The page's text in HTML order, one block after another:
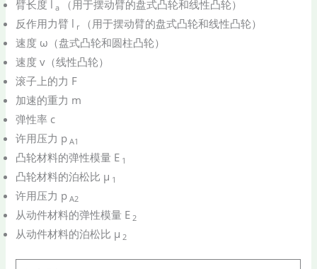
臂长度 l a
（用于摆动臂的盘式凸轮和线性凸轮）
反作用力臂 l r
（用于摆动臂的盘式凸轮和线性凸轮）
速度 ω（盘式凸轮和圆柱凸轮）
速度 v（线性凸轮）
滚子上的力 F
加速的重力 m
弹性率 c
许用压力 p A1
凸轮材料的弹性模量 E 1
凸轮材料的泊松比 μ 1
许用压力 p A2
从动件材料的弹性模量 E 2
从动件材料的泊松比 μ 2